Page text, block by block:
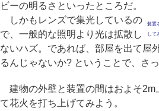
装置
して
ビーの明るさといったところだ。
しかもレンズで集光しているの
で、一般的な照明より光は拡散し
ないハズ。であれば、部屋を出て屋
るんじゃないか? ということで、さ
建物の外壁と装置の間はおよそ2m
て花火を打ち上げてみよう。